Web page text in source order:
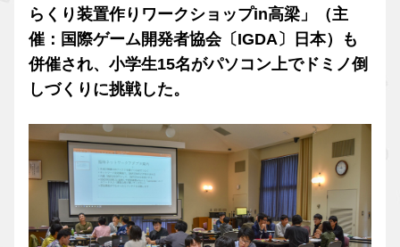
らくり装置作りワークショップin高梁」（主
催：国際ゲーム開発者協会〔IGDA〕日本）も
併催され、小学生15名がパソコン上でドミノ倒
しづくりに挑戦した。